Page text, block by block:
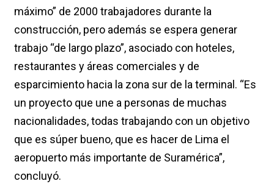
máximo” de 2000 trabajadores durante la
construcción, pero además se espera generar
trabajo “de largo plazo”, asociado con hoteles,
restaurantes y áreas comerciales y de
esparcimiento hacia la zona sur de la terminal. “Es
un proyecto que une a personas de muchas
nacionalidades, todas trabajando con un objetivo
que es súper bueno, que es hacer de Lima el
aeropuerto más importante de Suramérica”,
concluyó.